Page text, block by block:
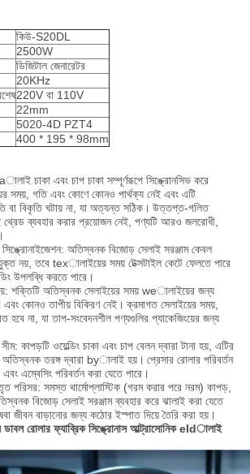
কিউ-S20DL
2500W
ডিজিটাল জেনারেটর
20KHz
220V বা 110V
22mm
5020-4D PZT4
400 * 195 * 98mm
চাকা এবং চাপ চাকা সম্পূর্ণরূপে সিঙ্ক্রোনসিভ করে
সময়, গতি এবং কোণে কোনও পার্থক্য নেই এবং এটি
বা বিকৃতি ঘটায় না, যা অত্যন্ত সঠিক। উত্তপ্ত-গলিত
থ্রেড ব্যবহার করার প্রয়োজন নেই, পণ্যটি আরও জলরোধী,
অতিস্বনক বিজোড় সেলাই সরঞ্জাম কেবল
নয়, তবে texালাইয়ের সময় টেক্সটাইল কেটে ফেলতে পারে
উপলব্ধি করতে পারে।
শক্তিটি অতিস্বনক সেলাইয়ের সময় weালাইয়ের জন্য
কোনও তাপীয় বিকিরণ নেই। ক্রমাগত সেলাইয়ের সময়,
হবে না, যা তাপ-সংবেদনশীল পণ্যগুলির প্যাকেজিংয়ের জন্য
কাপড়টি ওয়েল্ডিং চাকা এবং চাপ বেলন দ্বারা টানা হয়, এটির
অতিস্বনক তরঙ্গ দ্বারা byালাই হয়। প্রেসার রোলার পরিবর্তন
এম্বেসিং পরিবর্তন করা যেতে পারে।
পরিসর: সমস্ত থার্মোপ্লাস্টিক (গরম করার পরে নরম) কাপড়,
বিজোড় সেলাই সরঞ্জাম ব্যবহার করে ঝালাই করা যেতে
জীবন বাড়ানোর জন্য কঠোর ইস্পাত দিয়ে তৈরি করা হয়।
ডাবল রোলার ফ্যাব্রিক সিঙ্ক্রোনাস আল্ট্রাসোনিক eldালাই